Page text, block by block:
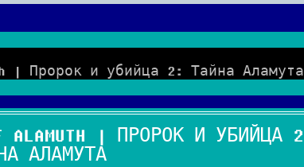
| Пророк и убийца 2: Тайна Аламута
ALAMUTH | ПРОРОК И УБИЙЦА
АЛАМУТА